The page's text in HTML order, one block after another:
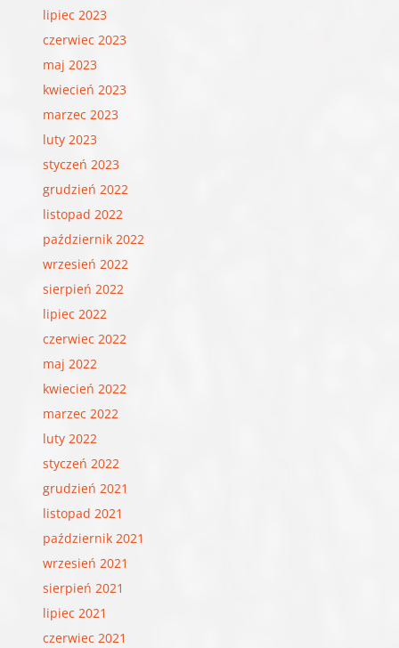
lipiec 2023
czerwiec 2023
maj 2023
kwiecień 2023
marzec 2023
luty 2023
styczeń 2023
grudzień 2022
listopad 2022
październik 2022
wrzesień 2022
sierpień 2022
lipiec 2022
czerwiec 2022
maj 2022
kwiecień 2022
marzec 2022
luty 2022
styczeń 2022
grudzień 2021
listopad 2021
październik 2021
wrzesień 2021
sierpień 2021
lipiec 2021
czerwiec 2021